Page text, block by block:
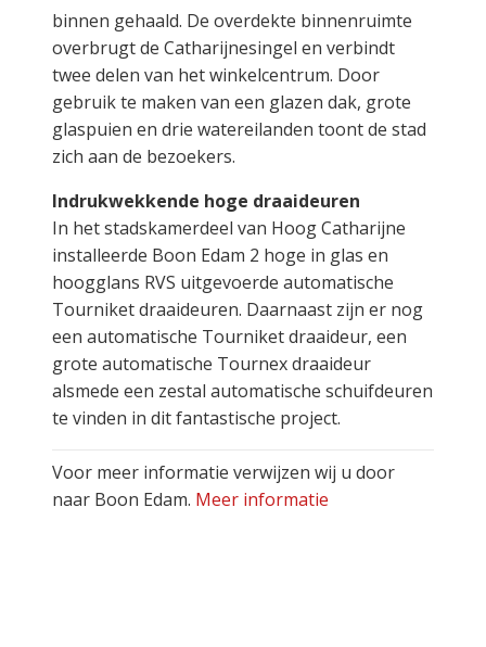
binnen gehaald. De overdekte binnenruimte
overbrugt de Catharijnesingel en verbindt
twee delen van het winkelcentrum. Door
gebruik te maken van een glazen dak, grote
glaspuien en drie watereilanden toont de stad
zich aan de bezoekers.
Indrukwekkende hoge draaideuren
In het stadskamerdeel van Hoog Catharijne
installeerde Boon Edam 2 hoge in glas en
hoogglans RVS uitgevoerde automatische
Tourniket draaideuren. Daarnaast zijn er nog
een automatische Tourniket draaideur, een
grote automatische Tournex draaideur
alsmede een zestal automatische schuifdeuren
te vinden in dit fantastische project.
Voor meer informatie verwijzen wij u door
naar Boon Edam. Meer informatie